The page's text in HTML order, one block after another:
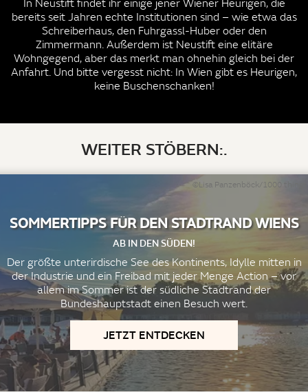
In Neustift findet ihr einige jener Wiener Heurigen, die
bereits seit Jahren echte Institutionen sind – wie etwa das
Schreiberhaus, den Fuhrgassl-Huber oder den
Zimmermann. Außerdem ist Neustift eine elitäre
Wohngegend, aber das merkt man ohnehin gleich bei der
Anfahrt. Und bitte vergesst nicht: In Wien gibt es Heurigen,
keine Buschenschanken!
WEITER STÖBERN:.
©Lisa Panzenböck/1000 things
SOMMERTIPPS FÜR DEN STADTRAND WIENS
AB IN DEN SÜDEN!
Der größte unterirdische See des Kontinents, Idylle mitten in
der Industrie und ein Freibad mit jeder Menge Action – vor
allem im Sommer ist der südliche Stadtrand der
Bundeshauptstadt einen Besuch wert.
JETZT ENTDECKEN